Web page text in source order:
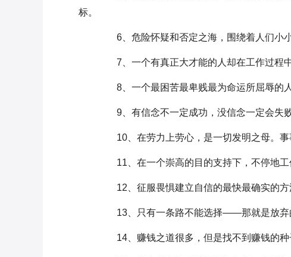
标。
6、危险怀疑和否定之海，围绕着人们小小
7、一个有真正大才能的人却在工作过程中
8、一个最困苦最卑贱最为命运所屈辱的人
9、有信念不一定成功，没信念一定会失败
10、在劳力上劳心，是一切发明之母。事
11、在一个崇高的目的支持下，不停地工
12、征服畏惧建立自信的最快最确实的方
13、只有一条路不能选择——那就是放弃
14、赚钱之道很多，但是找不到赚钱的种